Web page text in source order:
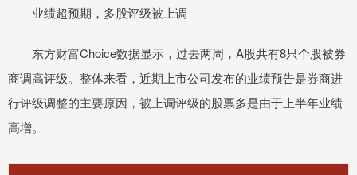
业绩超预期，多股评级被上调
东方财富Choice数据显示，过去两周，A股共有8只个股被券
商调高评级。整体来看，近期上市公司发布的业绩预告是券商进
行评级调整的主要原因，被上调评级的股票多是由于上半年业绩
高增。